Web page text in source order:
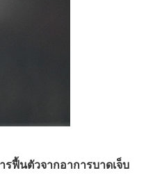
รฟื้นตัวจากอาการบาดเจ็บ